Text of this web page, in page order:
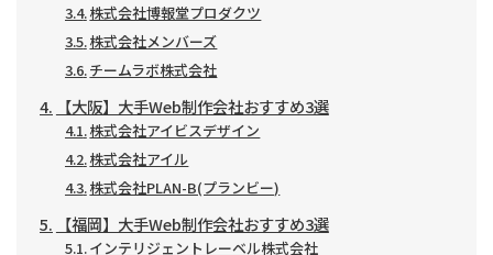
株式会社博報堂プロダクツ
株式会社メンバーズ
チームラボ株式会社
【大阪】大手Web制作会社おすすめ3選
株式会社アイビスデザイン
株式会社アイル
株式会社PLAN-B(プランビー)
【福岡】大手Web制作会社おすすめ3選
インテリジェントレーベル株式会社